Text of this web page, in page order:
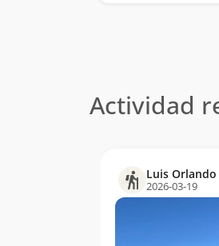
Actividad
Luis
2026-03-19